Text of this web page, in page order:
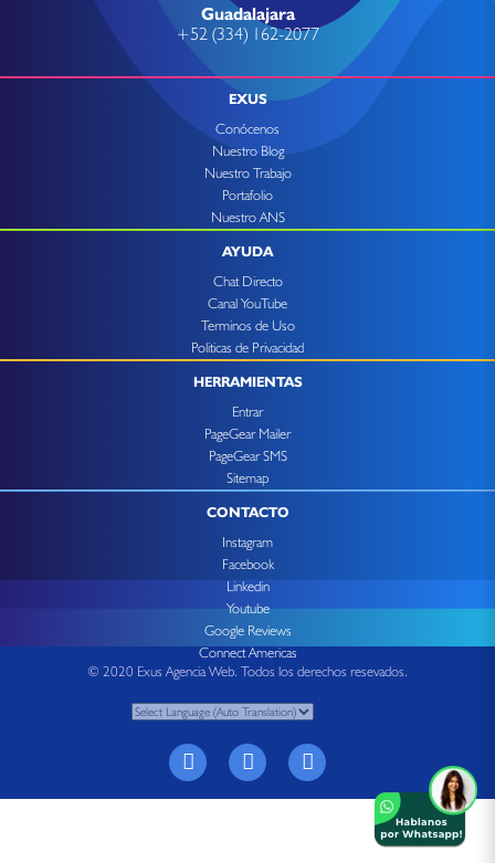
Guadalajara
+52 (334) 162-2077
EXUS
Conócenos
Nuestro Blog
Nuestro Trabajo
Portafolio
Nuestro ANS
AYUDA
Chat Directo
Canal YouTube
Terminos de Uso
Politicas de Privacidad
HERRAMIENTAS
Entrar
PageGear Mailer
PageGear SMS
Sitemap
CONTACTO
Instagram
Facebook
Linkedin
Youtube
Google Reviews
Connect Americas
© 2020 Exus Agencia Web. Todos los derechos resevados.